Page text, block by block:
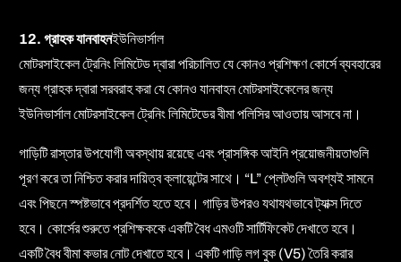
12. গ্রাহক যানবাহনইউনিভার্সাল
মোটরসাইকেল ট্রেনিং লিমিটেড দ্বারা পরিচালিত যে কোনও প্রশিক্ষণ কোর্সে ব্যবহারের
জন্য গ্রাহক দ্বারা সরবরাহ করা যে কোনও যানবাহন মোটরসাইকেলের জন্য
ইউনিভার্সাল মোটরসাইকেল ট্রেনিং লিমিটেডের বীমা পলিসির আওতায় আসবে না।
গাড়িটি রাস্তার উপযোগী অবস্থায় রয়েছে এবং প্রাসঙ্গিক আইনি প্রয়োজনীয়তাগুলি
পূরণ করে তা নিশ্চিত করার দায়িত্ব ক্লায়েন্টের সাথে। “L” প্লেটগুলি অবশ্যই সামনে
এবং পিছনে স্পষ্টভাবে প্রদর্শিত হতে হবে। গাড়ির উপরও যথাযথভাবে ট্যাক্স দিতে
হবে। কোর্সের শুরুতে প্রশিক্ষককে একটি বৈধ এমওটি সার্টিফিকেট দেখাতে হবে।
একটি বৈধ বীমা কভার নোট দেখাতে হবে। একটি গাড়ি লগ বুক (V5) তৈরি করার